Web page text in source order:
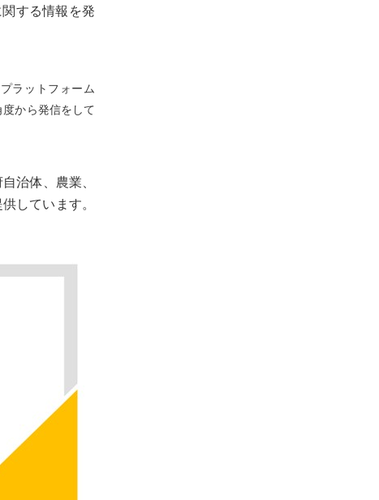
する情報を発
ラットフォーム
から発信をして
治体、農業、
しています。